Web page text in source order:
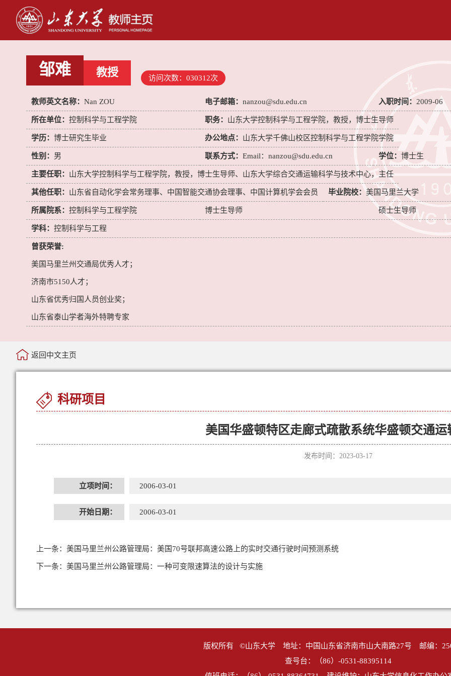
邹难 教授 访问次数： 030312次
教师英文名称： Nan ZOU 电子邮箱： nanzou@sdu.edu.cn 入职时间： 2009-06
所在单位： 控制科学与工程学院 职务： 山东大学控制科学与工程学院，教授，博士生导师
学历： 博士研究生毕业 办公地点： 山东大学千佛山校区控制科学与工程学院学院
性别： 男 联系方式： Email：nanzou@sdu.edu.cn 学位： 博士生
主要任职： 山东大学控制科学与工程学院，教授，博士生导师、山东大学综合交通运输科学与技术中心，主任
其他任职： 山东省自动化学会常务理事、中国智能交通协会理事、中国计算机学会会员 毕业院校： 美国马里兰大学
所属院系： 控制科学与工程学院 博士生导师 硕士生导师
学科： 控制科学与工程
曾获荣誉:
美国马里兰州交通局优秀人才；
济南市5150人才；
山东省优秀归国人员创业奖；
山东省泰山学者海外特聘专家
返回中文主页
科研项目
美国华盛顿特区走廊式疏散系统华盛顿交通运
发布时间：2023-03-17
立项时间： 2006-03-01
开始日期： 2006-03-01
上一条： 美国马里兰州公路管理局：美国70号联邦高速公路上的实时交通行驶时间预测系统
下一条： 美国马里兰州公路管理局：一种可变限速算法的设计与实施
版权所有 ©山东大学 地址：中国山东省济南市山大南路27号 邮编：
查号台：（86）-0531-88395114